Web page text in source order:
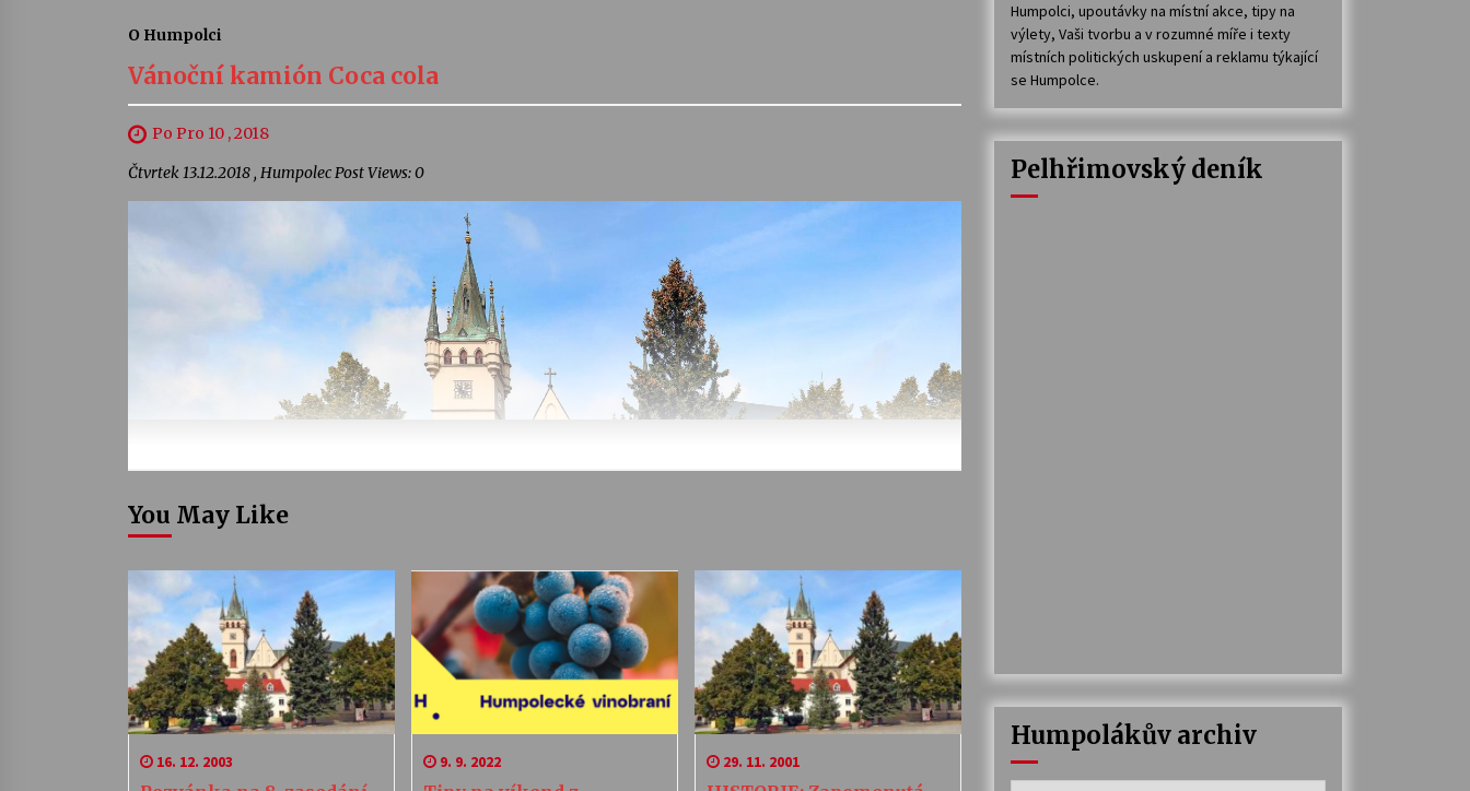
O Humpolci
Vánoční kamión Coca cola
Po Pro 10 , 2018
Čtvrtek 13.12.2018 , Humpolec Post Views: 0
You May Like
16. 12. 2003 9. 9. 2022 29. 11. 2001
Humpolci, upoutávky na místní akce, tipy na
výlety, Vaši tvorbu a v rozumné míře i texty
místních politických uskupení a reklamu týkající
se Humpolce.
Pelhřimovský deník
Humpolákův archiv